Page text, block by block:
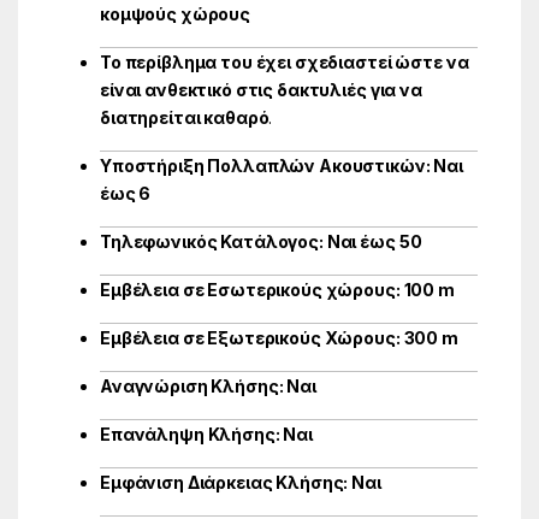
κομψούς χώρους
Το περίβλημα του έχει σχεδιαστεί ώστε να
είναι ανθεκτικό στις δακτυλιές για να
διατηρείται καθαρό.
Υποστήριξη Πολλαπλών Ακουστικών: Ναι
έως 6
Τηλεφωνικός Κατάλογος: Ναι έως 50
Εμβέλεια σε Εσωτερικούς χώρους: 100 m
Εμβέλεια σε Εξωτερικούς Χώρους: 300 m
Αναγνώριση Κλήσης: Ναι
Επανάληψη Κλήσης: Ναι
Εμφάνιση Διάρκειας Κλήσης: Ναι